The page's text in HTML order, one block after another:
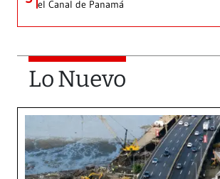
el Canal de Panamá
Lo Nuevo